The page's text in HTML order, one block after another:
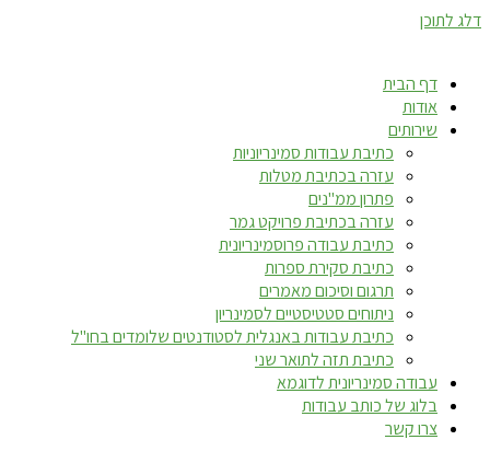
דלג לתוכן
דף הבית
אודות
שירותים
כתיבת עבודות סמינריוניות
עזרה בכתיבת מטלות
פתרון ממ"נים
עזרה בכתיבת פרויקט גמר
כתיבת עבודה פרוסמינריונית
כתיבת סקירת ספרות
תרגום וסיכום מאמרים
ניתוחים סטטיסטיים לסמינריון
כתיבת עבודות באנגלית לסטודנטים שלומדים בחו"ל
כתיבת תזה לתואר שני
עבודה סמינריונית לדוגמא
בלוג של כותב עבודות
צרו קשר